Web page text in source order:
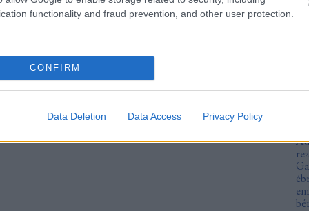
functionality and fraud prevention, and other user protection.
CONFIRM
Data Deletion Data Access Privacy Policy